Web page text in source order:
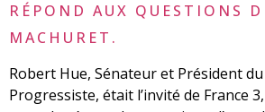
RÉPOND AUX QUESTIONS
MACHURET.
Robert Hue, Sénateur et Président
Progressiste, était l’invité de France